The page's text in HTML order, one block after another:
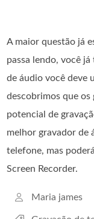
A maior questão já
passa lendo, você
de áudio você deve
descobrimos que os
potencial de
melhor gravador de
telefone, mas
Screen Recorder.
Maria james